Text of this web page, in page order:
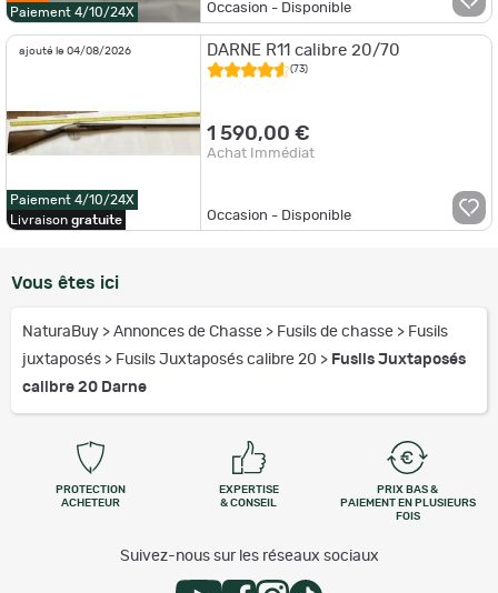
Paiement 4/10/24X
Occasion - Disponible
ajouté le 04/08/2026
Paiement 4/10/24X
Livraison gratuite
DARNE R11 calibre 20/70
(73)
1 590,00 €
Achat Immédiat
Occasion - Disponible
Vous êtes ici
NaturaBuy > Annonces de Chasse > Fusils de chasse > Fusils
juxtaposés > Fusils Juxtaposés calibre 20 > Fusils Juxtaposés
calibre 20 Darne
PROTECTION
ACHETEUR
EXPERTISE
& CONSEIL
PRIX BAS &
PAIEMENT EN PLUSIEURS
FOIS
Suivez-nous sur les réseaux sociaux